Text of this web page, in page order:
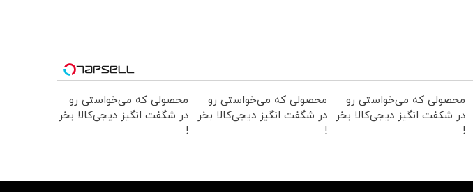
محصولی که می‌خواستی رو
در شکفت انگیز دیجی‌کالا بخر
!
محصولی که می‌خواستی رو
در شگفت انگیز دیجی‌کالا بخر
!
محصولی که می‌خواستی رو
در شگفت انگیز دیجی‌کالا بخر
!